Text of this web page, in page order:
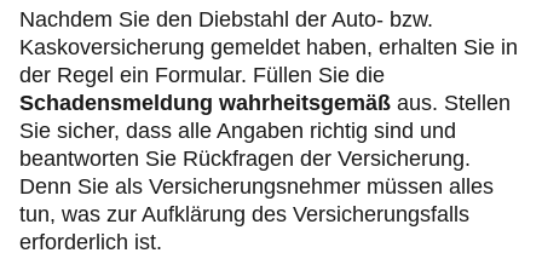
Nachdem Sie den Diebstahl der Auto- bzw.
Kaskoversicherung gemeldet haben, erhalten Sie in
der Regel ein Formular. Füllen Sie die
Schadensmeldung wahrheitsgemäß aus. Stellen
Sie sicher, dass alle Angaben richtig sind und
beantworten Sie Rückfragen der Versicherung.
Denn Sie als Versicherungsnehmer müssen alles
tun, was zur Aufklärung des Versicherungsfalls
erforderlich ist.